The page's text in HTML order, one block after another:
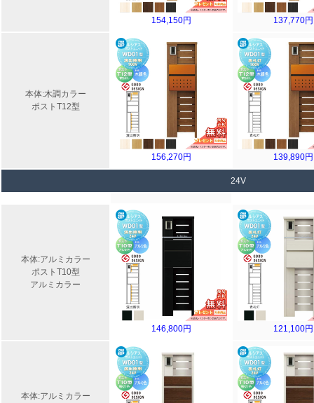
154,150円 137,770円
本体:木調カラー
ポストT12型
156,270円 139,890円
24V
本体:アルミカラー
ポストT10型
アルミカラー
146,800円 121,100円
本体:アルミカラー